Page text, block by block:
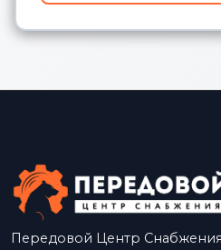
Передовой Центр